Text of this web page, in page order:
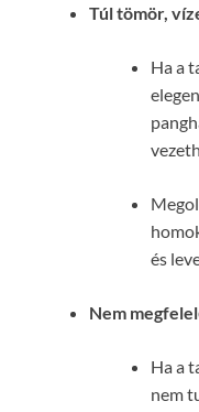
Túl tömör,
Ha a
és
Nem
Ha a
nem